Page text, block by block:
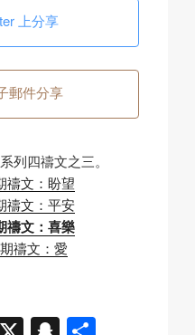
上分享
郵件分享
列四禱文之三。
禱文：盼望
禱文：平安
禱文：喜樂
禱文：愛